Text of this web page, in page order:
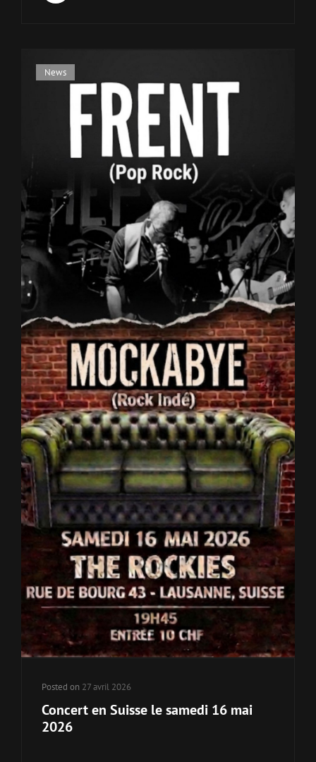
CatNews
Posted on 27 avril 2026
Concert en Suisse le samedi 16 mai
2026